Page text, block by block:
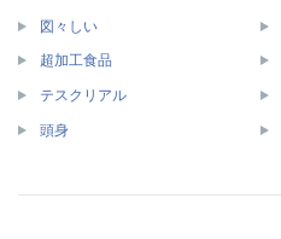
図々しい
超加工食品
テスクリアル
頭身